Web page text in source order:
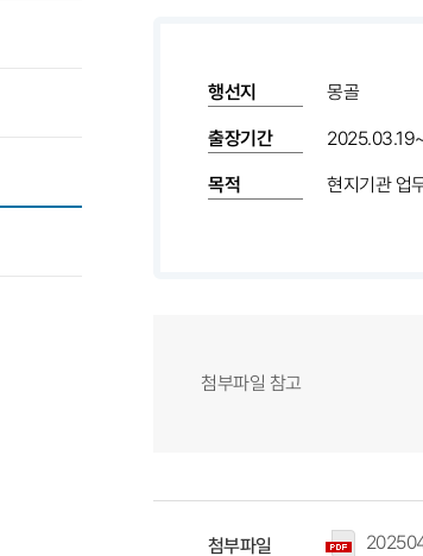
행선지 몽골
출장기간
목적 현지기관 업
첨부파일 참고
첨부파일